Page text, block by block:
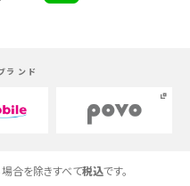
・デメリットを詳しく紹介
できる対処法や見直すポイントを解
ランド
合を除きすべて税込です。